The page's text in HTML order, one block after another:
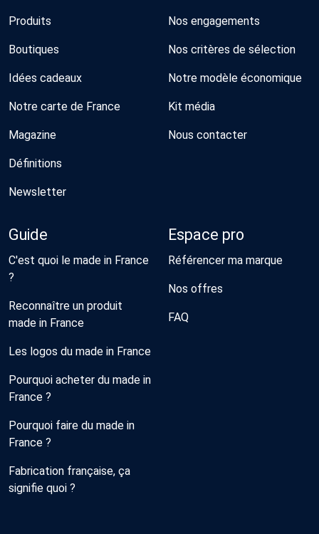
Produits
Boutiques
Idées cadeaux
Notre carte de France
Magazine
Définitions
Newsletter
Nos engagements
Nos critères de sélection
Notre modèle économique
Kit média
Nous contacter
Guide
C'est quoi le made in France
?
Reconnaître un produit
made in France
Les logos du made in France
Pourquoi acheter du made in
France ?
Pourquoi faire du made in
France ?
Fabrication française, ça
signifie quoi ?
Espace pro
Référencer ma marque
Nos offres
FAQ